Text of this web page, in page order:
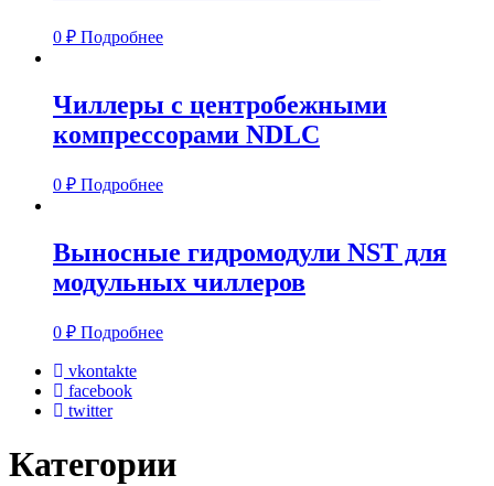
0 ₽ Подробнее
Чиллеры с центробежными
компрессорами NDLC
0 ₽ Подробнее
Выносные гидромодули NST для
модульных чиллеров
0 ₽ Подробнее
vkontakte
facebook
twitter
Категории